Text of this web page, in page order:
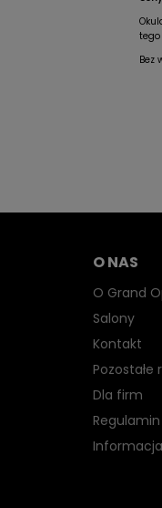
tego
Bez
O NAS
O Grand
Salony
Kontakt
Dla firm